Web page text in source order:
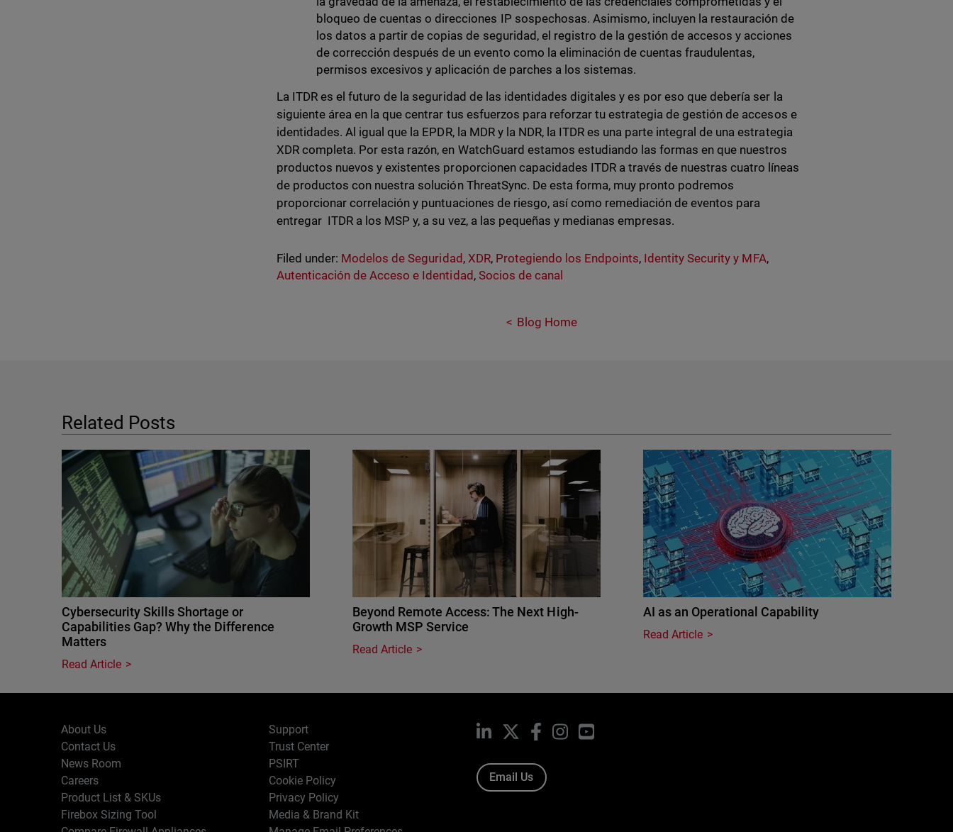
bloqueo de cuentas o direcciones IP sospechosas. Asimismo, incluyen la restauración de
los datos a partir de copias de seguridad, el registro de la gestión de accesos y acciones
de corrección después de un evento como la eliminación de cuentas fraudulentas,
permisos excesivos y aplicación de parches a los sistemas.
La ITDR es el futuro de la seguridad de las identidades digitales y es por eso que debería ser la
siguiente área en la que centrar tus esfuerzos para reforzar tu estrategia de gestión de accesos e
identidades. Al igual que la EPDR, la MDR y la NDR, la ITDR es una parte integral de una estrategia
XDR completa. Por esta razón, en WatchGuard estamos estudiando las formas en que nuestros
productos nuevos y existentes proporcionen capacidades ITDR a través de nuestras cuatro líneas
de productos con nuestra solución ThreatSync. De esta forma, muy pronto podremos
proporcionar correlación y puntuaciones de riesgo, así como remediación de eventos para
entregar ITDR a los MSP y, a su vez, a las pequeñas y medianas empresas.
Filed under: Modelos de Seguridad , XDR, Protegiendo los Endpoints, Identity Security y MFA,
Autenticación de Acceso e Identidad , Socios de canal
Blog Home
Related Posts
Cybersecurity Skills Shortage or
Capabilities Gap? Why the Difference
Matters
Read Article
Beyond Remote Access: The Next High-
Growth MSP Service
Read Article
AI as an Operational Capability
Read Article
About Us
Contact Us
News Room
Careers
Product List & SKUs
Firebox Sizing Tool
Support
Trust Center
PSIRT
Cookie Policy
Privacy Policy
Media & Brand Kit
LinkedIn Facebook
InstagramYouTube
Email Us